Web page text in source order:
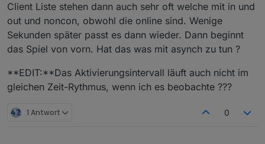
Client Liste stehen dann auch sehr oft welche mit in und
out und noncon, obwohl die online sind. Wenige
Sekunden später passt es dann wieder. Dann beginnt
das Spiel von vorn. Hat das was mit asynch zu tun ?
**EDIT:**Das Aktivierungsintervall läuft auch nicht im
gleichen Zeit-Rythmus, wenn ich es beobachte ???
1 Antwort 0